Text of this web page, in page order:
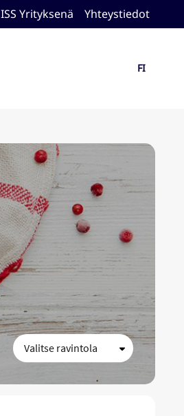
ISS Yrityksenä Yhteystiedot
FI